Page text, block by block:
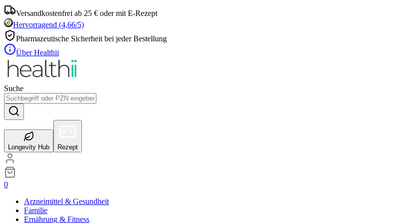
Versandkostenfrei ab 25 € oder mit E-Rezept
Hervorragend (4,66/5)
Pharmazeutische Sicherheit bei jeder Bestellung
Über Healthii
Suche
Longevity Hub Rezept
0
Arzneimittel & Gesundheit
Familie
Ernährung & Fitness